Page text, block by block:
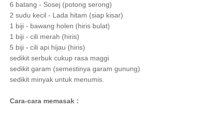
6 batang - Sosej (potong serong)
2 sudu kecil - Lada hitam (siap kisar)
1 biji - bawang holen (hiris bulat)
1 biji - cili merah (hiris)
5 biji - cili api hijau (hiris)
sedikit serbuk cukup rasa maggi
sedikit garam (semestinya garam gunung)
sedikit minyak untuk menumis.
Cara-cara memasak :